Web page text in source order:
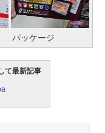
パッケージ
て最新記事